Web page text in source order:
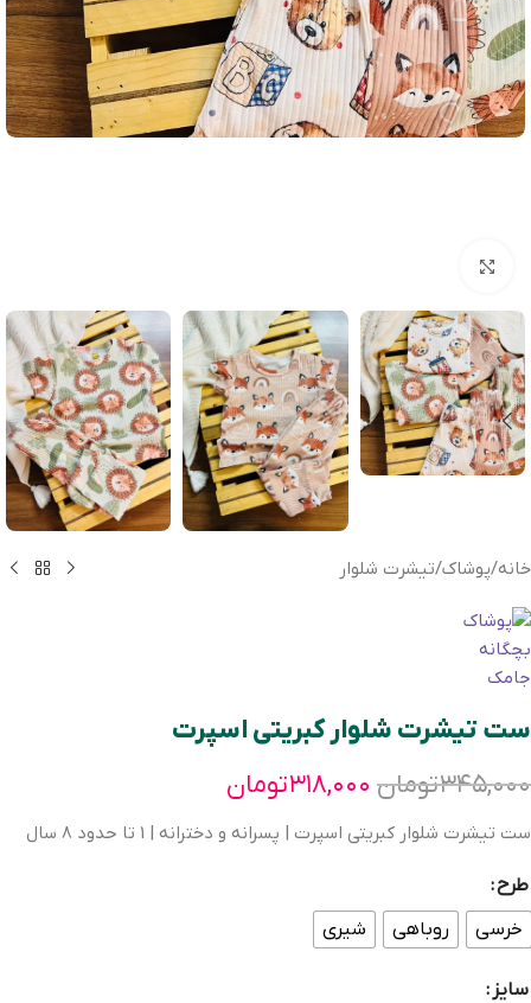
خانه/پوشاک/تیشرت شلوار
ست تیشرت شلوار کبریتی اسپرت
۳۴۵,۰۰۰تومان ۳۱۸,۰۰۰تومان
ست تیشرت شلوار کبریتی اسپرت | پسرانه و دخترانه | 1 تا حدود 8 سال
طرح
خرسی
روباهی شیری
سایز